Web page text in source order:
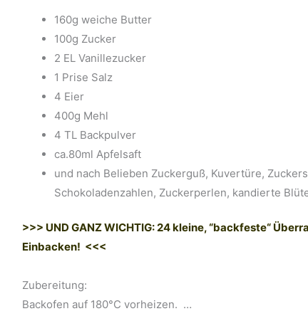
160g weiche Butter
100g Zucker
2 EL Vanillezucker
1 Prise Salz
4 Eier
400g Mehl
4 TL Backpulver
ca.80ml Apfelsaft
und nach Belieben Zuckerguß, Kuvertüre,
Schokoladenzahlen, Zuckerperlen, kandierte
>>> UND GANZ WICHTIG: 24 kleine, “backfeste“
Einbacken! <<<
Zubereitung:
Backofen auf 180°C vorheizen. …